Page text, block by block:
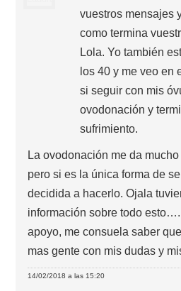
vuestros mensajes
como termina
Lola. Yo también
los 40 y me veo en
si seguir con mis
ovodonación y
sufrimiento.
La ovodonación me da
pero si es la única forma de
decidida a hacerlo. Ojala
información sobre todo
apoyo, me consuela saber
mas gente con mis dudas y
14/02/2018 a las 15:20